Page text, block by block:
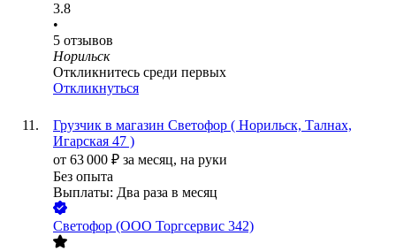
3.8
•
5 отзывов
Норильск
Откликнитесь среди первых
Откликнуться
Грузчик в магазин Светофор ( Норильск, Талнах,
Игарская 47 )
от 63 000 ₽ за месяц, на руки
Без опыта
Выплаты: Два раза в месяц
Светофор (ООО Торгсервис 342)